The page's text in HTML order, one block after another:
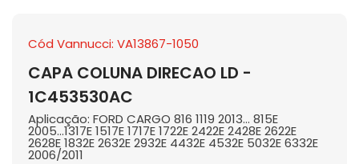
Cód Vannucci: VA13867-1050
CAPA COLUNA DIRECAO LD -
1C453530AC
Aplicação: FORD CARGO 816 1119 2013... 815E
2005...1317E 1517E 1717E 1722E 2422E 2428E 2622E
2628E 1832E 2632E 2932E 4432E 4532E 5032E 6332E
2006/2011